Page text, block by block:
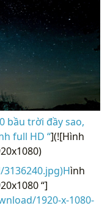
bầu trời đầy sao,
full HD “](![Hình
ình
“]
1920-x-1080-